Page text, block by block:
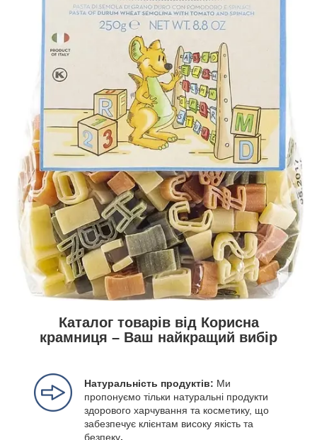
Каталог товарів від Корисна
крамниця – Ваш найкращий вибір
Натуральність продуктів: Ми
пропонуємо тільки натуральні продукти
здорового харчування та косметику, що
забезпечує клієнтам високу якість та
безпеку.